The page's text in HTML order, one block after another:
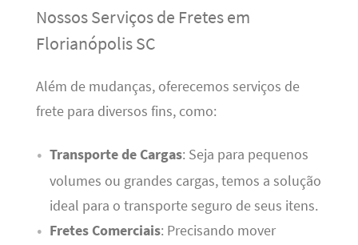
Nossos Serviços de Fretes em
Florianópolis SC
Além de mudanças, oferecemos serviços de
frete para diversos fins, como:
Transporte de Cargas: Seja para pequenos
volumes ou grandes cargas, temos a solução
ideal para o transporte seguro de seus itens.
Fretes Comerciais: Precisando mover